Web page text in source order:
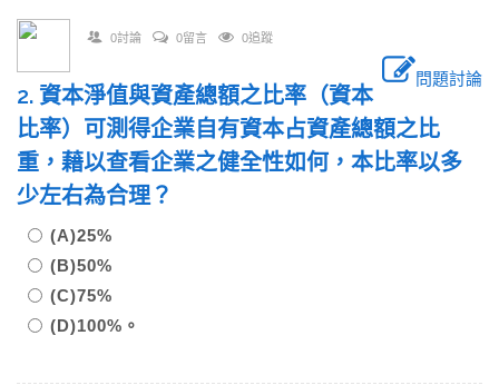
0討論 0留言 0追蹤
問題討論
2. 資本淨值與資產總額之比率（資本
比率）可測得企業自有資本占資產總額之比
重，藉以查看企業之健全性如何，本比率以多
少左右為合理？
(A)25%
(B)50%
(C)75%
(D)100%。